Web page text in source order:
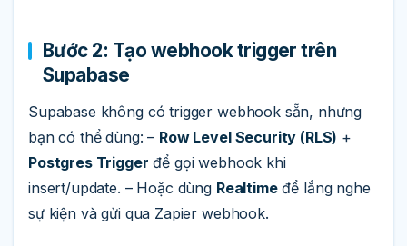
Bước 2: Tạo webhook trigger trên
Supabase
Supabase không có trigger webhook sẵn, nhưng
bạn có thể dùng: – Row Level Security (RLS) +
Postgres Trigger để gọi webhook khi
insert/update. – Hoặc dùng Realtimeđể lắng nghe
sự kiện và gửi qua Zapier webhook.